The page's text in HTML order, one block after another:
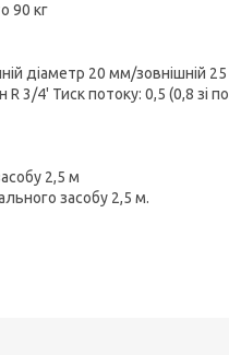
90 кг
діаметр 20 мм/зовнішній
R 3/4' Тиск потоку: 0,5 (0,8
2,5 м
засобу 2,5 м.